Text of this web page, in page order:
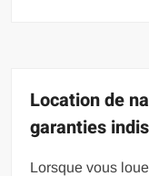
Location de
garanties
Lorsque vous